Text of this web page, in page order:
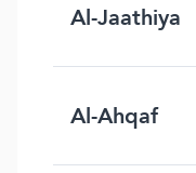
Al-Jaathiya
Al-Ahqaf